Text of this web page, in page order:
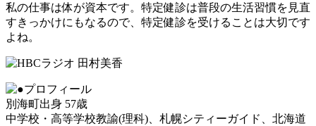
私の仕事は体が資本です。特定健診は普段の生活習慣を見直
すきっかけにもなるので、特定健診を受けることは大切です
よね。
別海町出身 57歳
中学校・高等学校教諭(理科)、札幌シティーガイド、北海道